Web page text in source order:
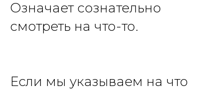
Означает сознательно
смотреть на что-то.
Если мы указываем на что